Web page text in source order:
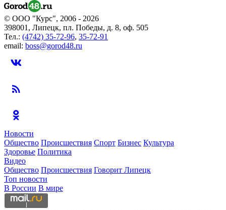
© ООО "Курс", 2006 - 2026
398001, Липецк, пл. Победы, д. 8, оф. 505
Тел.: (4742) 35-72-96, 35-72-91
email: boss@gorod48.ru
Новости
Общество Происшествия Спорт Бизнес Культура
Здоровье Политика
Видео
Общество Происшествия Говорит Липецк
Топ новости
В России В мире